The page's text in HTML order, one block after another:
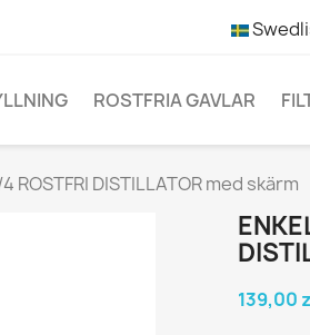
ROSTFRIA GAVLAR
ROSTFRI DISTILLATOR med skärm
139,00